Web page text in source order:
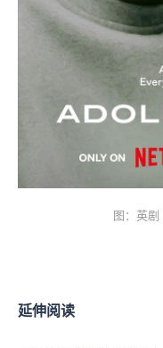
图：英
延伸阅读